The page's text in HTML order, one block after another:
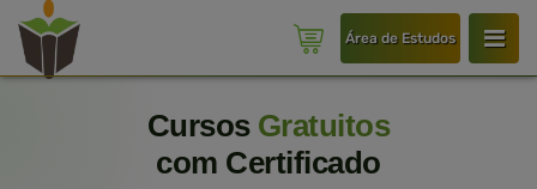
Área de Estudos
Cursos Gratuitos
com Certificado